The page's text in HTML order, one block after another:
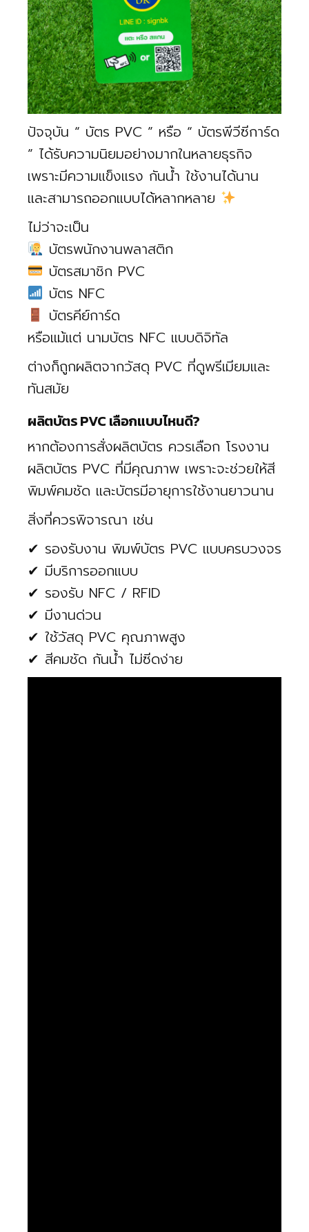
ปัจจุบัน “ บัตร PVC ” หรือ “ บัตรพีวีซีการ์ด
” ได้รับความนิยมอย่างมากในหลายธุรกิจ
เพราะมีความแข็งแรง กันน้ำ ใช้งานได้นาน
และสามารถออกแบบได้หลากหลาย
ไม่ว่าจะเป็น
บัตรพนักงานพลาสติก
บัตรสมาชิก PVC
บัตร NFC
บัตรคีย์การ์ด
หรือแม้แต่ นามบัตร NFC แบบดิจิทัล
ต่างก็ถูกผลิตจากวัสดุ PVC ที่ดูพรีเมียมและ
ทันสมัย
ผลิตบัตร PVC เลือกแบบไหนดี?
หากต้องการสั่งผลิตบัตร ควรเลือก โรงงาน
ผลิตบัตร PVC ที่มีคุณภาพ เพราะจะช่วยให้สี
พิมพ์คมชัด และบัตรมีอายุการใช้งานยาวนาน
สิ่งที่ควรพิจารณา เช่น
✔ รองรับงาน พิมพ์บัตร PVC แบบครบวงจร
✔ มีบริการออกแบบ
✔ รองรับ NFC / RFID
✔ มีงานด่วน
✔ ใช้วัสดุ PVC คุณภาพสูง
✔ สีคมชัด กันน้ำ ไม่ซีดง่าย